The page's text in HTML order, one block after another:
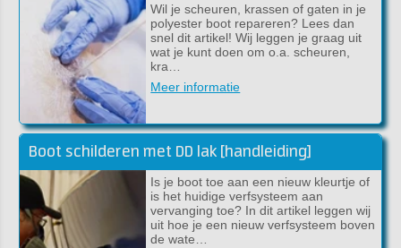
Wil je scheuren, krassen of gaten in je
polyester boot repareren? Lees dan
snel dit artikel! Wij leggen je graag uit
wat je kunt doen om o.a. scheuren,
kra…
Meer informatie
Boot schilderen met DD lak [handleiding]
Is je boot toe aan een nieuw kleurtje of
is het huidige verfsysteem aan
vervanging toe? In dit artikel leggen wij
uit hoe je een nieuw verfsysteem boven
de wate…